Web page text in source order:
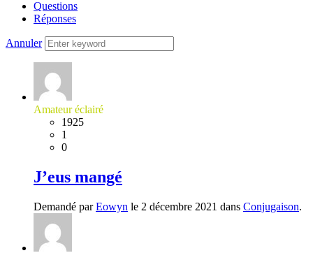
Questions
Réponses
Annuler
Amateur éclairé
1925
1
0
J’eus mangé
Demandé parEowyn le 2 décembre 2021 dans Conjugaison.